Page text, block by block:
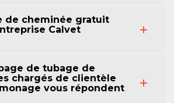
de cheminée gratuit
Calvet
de tubage de
chargés de clientèle
vous répondent